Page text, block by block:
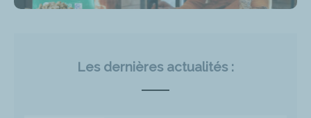
Les dernières actualités :